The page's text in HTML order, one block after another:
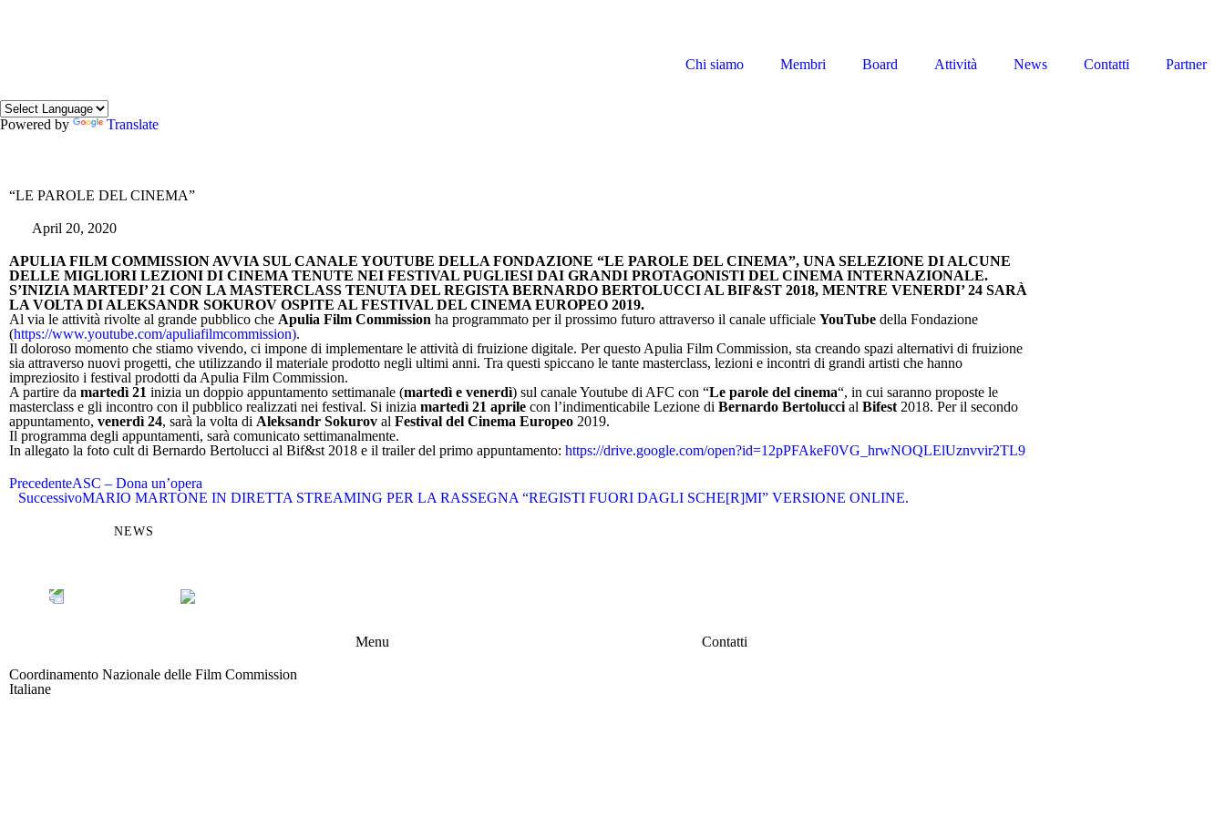
Chi siamo Membri Board Attività News Contatti Partner
Powered by Translate
“LE PAROLE DEL CINEMA”
April 20, 2020
APULIA FILM COMMISSION AVVIA SUL CANALE YOUTUBE DELLA FONDAZIONE “LE PAROLE DEL CINEMA”, UNA SELEZIONE DI ALCUNE
DELLE MIGLIORI LEZIONI DI CINEMA TENUTE NEI FESTIVAL PUGLIESI DAI GRANDI PROTAGONISTI DEL CINEMA INTERNAZIONALE.
S’INIZIA MARTEDI’ 21 CON LA MASTERCLASS TENUTA DEL REGISTA BERNARDO BERTOLUCCI AL BIF&ST 2018, MENTRE VENERDI’ 24 SARÀ
LA VOLTA DI ALEKSANDR SOKUROV OSPITE AL FESTIVAL DEL CINEMA EUROPEO 2019.
Al via le attività rivolte al grande pubblico che Apulia Film Commission ha programmato per il prossimo futuro attraverso il canale ufficiale YouTube della Fondazione
(https://www.youtube.com/apuliafilmcommission).
Il doloroso momento che stiamo vivendo, ci impone di implementare le attività di fruizione digitale. Per questo Apulia Film Commission, sta creando spazi alternativi di fruizione
sia attraverso nuovi progetti, che utilizzando il materiale prodotto negli ultimi anni. Tra questi spiccano le tante masterclass, lezioni e incontri di grandi artisti che hanno
impreziosito i festival prodotti da Apulia Film Commission.
A partire da martedì 21 inizia un doppio appuntamento settimanale (martedì e venerdì) sul canale Youtube di AFC con “Le parole del cinema“, in cui saranno proposte le
masterclass e gli incontro con il pubblico realizzati nei festival. Si inizia martedì 21 aprile con l’indimenticabile Lezione di Bernardo Bertolucci al Bifest 2018. Per il secondo
appuntamento, venerdì 24, sarà la volta di Aleksandr Sokurov al Festival del Cinema Europeo 2019.
Il programma degli appuntamenti, sarà comunicato settimanalmente.
In allegato la foto cult di Bernardo Bertolucci al Bif&st 2018 e il trailer del primo appuntamento: https://drive.google.com/open?id=12pPFAkeF0VG_hrwNOQLElUznvvir2TL9
PrecedenteASC – Dona un’opera
SuccessivoMARIO MARTONE IN DIRETTA STREAMING PER LA RASSEGNA “REGISTI FUORI DAGLI SCHE[R]MI” VERSIONE ONLINE.
NEWS
Coordinamento Nazionale delle Film Commission
Italiane
Menu Contatti